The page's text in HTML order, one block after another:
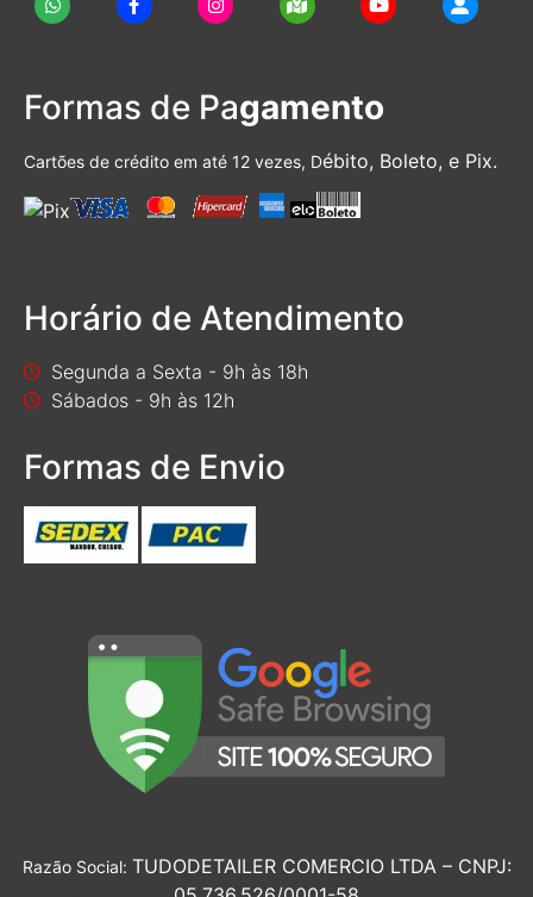
Formas de Pagamento
Cartões de crédito em até 12 vezes, Débito, Boleto, e Pix.
Horário de Atendimento
Segunda a Sexta - 9h às 18h
Sábados - 9h às 12h
Formas de Envio
Razão Social: TUDODETAILER COMERCIO LTDA – CNPJ: